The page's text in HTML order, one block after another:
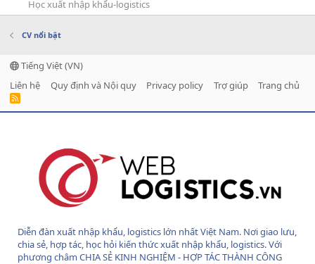
Học xuất nhập khẩu-logistics
CV nổi bật
Tiếng Việt (VN)
Liên hệ
Quy định và Nội quy Privacy policy Trợ giúp Trang chủ
R
Diễn đàn xuất nhập khẩu, logistics lớn nhất Việt Nam. Nơi giao lưu,
chia sẻ, hợp tác, học hỏi kiến thức xuất nhập khẩu, logistics. Với
phương châm CHIA SẺ KINH NGHIỆM - HỢP TÁC THÀNH CÔNG